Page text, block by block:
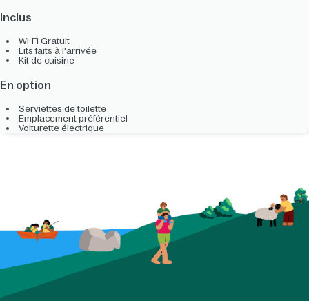
Inclus
Wi-Fi Gratuit
Lits faits à l'arrivée
Kit de cuisine
En option
Serviettes de toilette
Emplacement préférentiel
Voiturette électrique